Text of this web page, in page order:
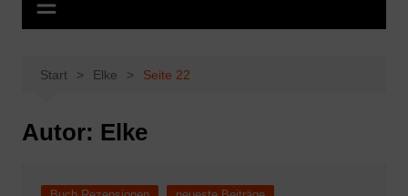
Start Elke Seite 22
Autor: Elke